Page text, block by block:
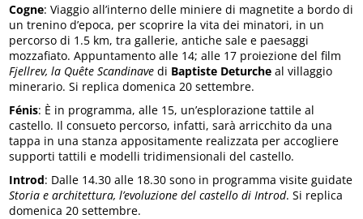
Cogne: Viaggio all’interno delle miniere di magnetite a bordo di
un trenino d’epoca, per scoprire la vita dei minatori, in un
percorso di 1.5 km, tra gallerie, antiche sale e paesaggi
mozzafiato. Appuntamento alle 14; alle 17 proiezione del film
Fjellrev, la Quête Scandinave di Baptiste Deturche al villaggio
minerario. Si replica domenica 20 settembre.
Fénis: È in programma, alle 15, un’esplorazione tattile al
castello. Il consueto percorso, infatti, sarà arricchito da una
tappa in una stanza appositamente realizzata per accogliere
supporti tattili e modelli tridimensionali del castello.
Introd: Dalle 14.30 alle 18.30 sono in programma visite guidate
Storia e architettura, l’evoluzione del castello di Introd. Si replica
domenica 20 settembre.